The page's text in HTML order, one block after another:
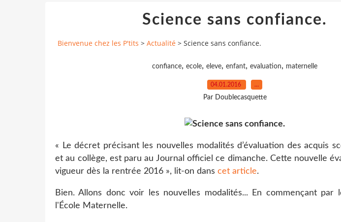
Science sans confiance.
Bienvenue chez les P'tits > Actualité > Science sans confiance.
confiance, ecole, eleve, enfant, evaluation, maternelle
04.01.2016 …
Par Doublecasquette
« Le décret précisant les nouvelles modalités d’évaluation des acquis
et au collège, est paru au Journal officiel ce dimanche. Cette nouvelle
vigueur dès la rentrée 2016 », lit-on dans cet article.
Bien. Allons donc voir les nouvelles modalités... En commençant par
l'École Maternelle.